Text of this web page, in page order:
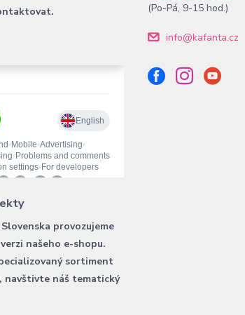
provozujeme
našeho e-shopu.
sortiment
navštivte náš tematický
(Po-Pá, 9-15 hod.)
info@kafanta.cz